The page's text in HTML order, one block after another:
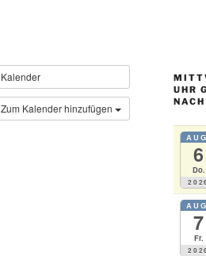
Kalender
Zum Kalender hinzufügen
UHR
6
Do.
2026
7
Fr.
2026